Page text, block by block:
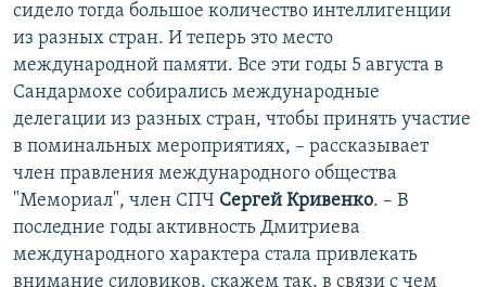
сидело тогда большое количество интеллигенции
из разных стран. И теперь это место
международной памяти. Все эти годы 5 августа в
Сандармохе собирались международные
делегации из разных стран, чтобы принять участие
в поминальных мероприятиях, – рассказывает
член правления международного общества
"Мемориал", член СПЧ Сергей Кривенко. – В
последние годы активность Дмитриева
международного характера стала привлекать
внимание силовиков, скажем так, в связи с чем